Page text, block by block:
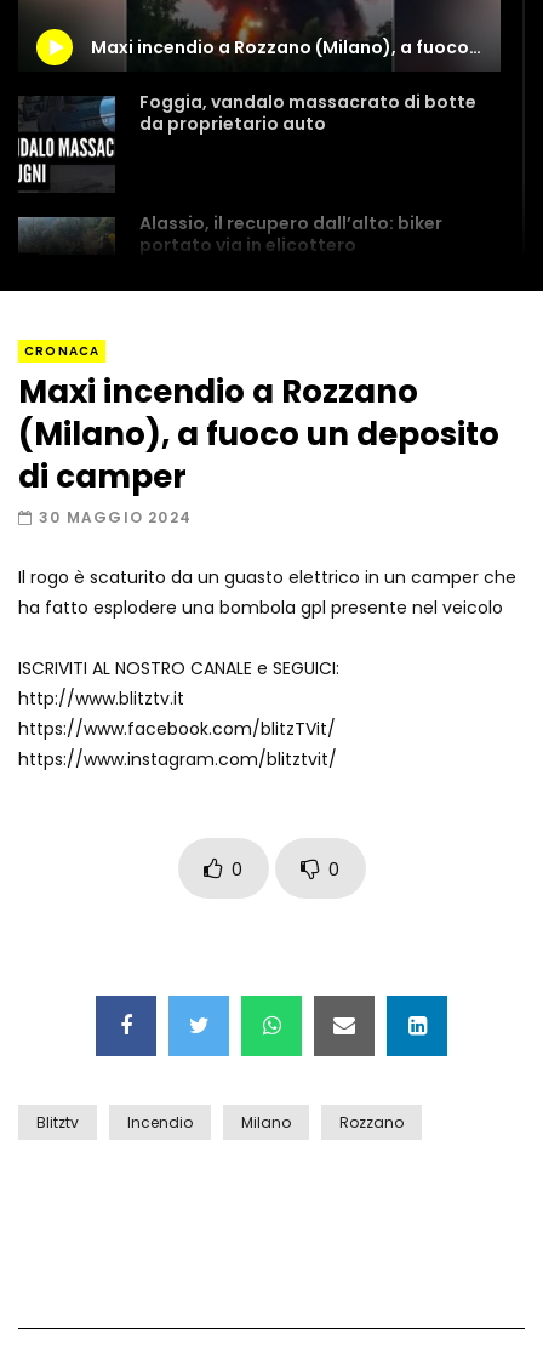
Maxi incendio a Rozzano (Milano), a fuoco un deposito di camper
Foggia, vandalo massacrato di botte
da proprietario auto
Alassio, il recupero dall’alto: biker
portato via in elicottero
Un metro di neve in poche ore a Prato
Nevoso
Roma, la metro C diventa un museo:
ecco cosa c’è nelle nuove stazioni
Lucca, blitz della Finanza nello studio
medico abusivo
showroom
brillare
attimi dopo lo scontro
CRONACA
Maxi incendio a Rozzano
(Milano), a fuoco un deposito
di camper
30 MAGGIO 2024
Il rogo è scaturito da un guasto elettrico in un camper che
ha fatto esplodere una bombola gpl presente nel veicolo
ISCRIVITI AL NOSTRO CANALE e SEGUICI:
http://www.blitztv.it
https://www.facebook.com/blitzTVit/
https://www.instagram.com/blitztvit/
0 0
Blitztv Incendio Milano Rozzano